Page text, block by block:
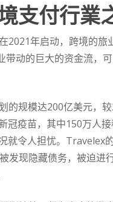
支付行業
2021年启动，跨境的
动的巨大的资金流，
的规模达200亿美元，
冠疫苗，其中150万人
就令人担忧。Travelex
发现隐藏债务，被迫